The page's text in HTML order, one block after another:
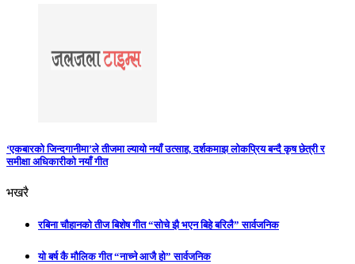
‘एकबारको जिन्दगानीमा’ले तीजमा ल्यायो नयाँ उत्साह, दर्शकमाझ लोकप्रिय बन्दै कृष छेत्री र
समीक्षा अधिकारीको नयाँ गीत
भखरै
रबिना चौहानको तीज बिशेष गीत “सोचे झै भएन बिहे बरिलै” सार्वजनिक
यो बर्ष कै मौलिक गीत “नाच्ने आजै हो” सार्वजनिक